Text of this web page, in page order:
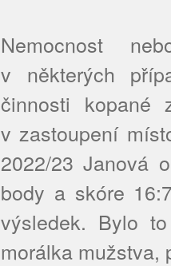
Nemocnost
v některých
činnosti kopané
v zastoupení
2022/23 Janová
body a skóre
výsledek. Bylo
morálka